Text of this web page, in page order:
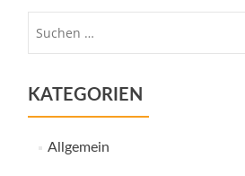
KATEGORIEN
Allgemein